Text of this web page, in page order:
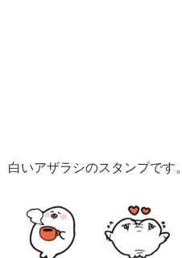
白いアザラシのスタンプです。